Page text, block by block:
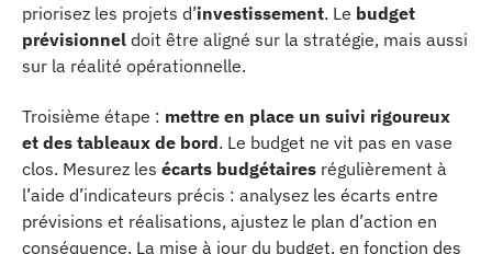
priorisez les projets d’investissement. Le budget
prévisionnel doit être aligné sur la stratégie, mais aussi
sur la réalité opérationnelle.
Troisième étape : mettre en place un suivi rigoureux
et des tableaux de bord. Le budget ne vit pas en vase
clos. Mesurez les écarts budgétaires régulièrement à
l’aide d’indicateurs précis : analysez les écarts entre
prévisions et réalisations, ajustez le plan d’action en
conséquence. La mise à jour du budget, en fonction des